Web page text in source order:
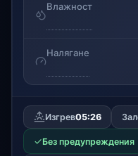
Влажност
Налягане
Изгрев05:26
✓Без предупреждения